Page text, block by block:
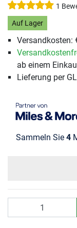
1
Auf Lager
Versandkosten:
ab einem
Lieferung per
Sammeln Sie 4